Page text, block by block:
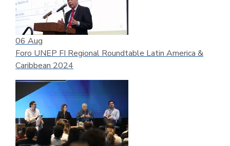
06 Aug
Foro UNEP FI Regional Roundtable Latin America &
Caribbean 2024